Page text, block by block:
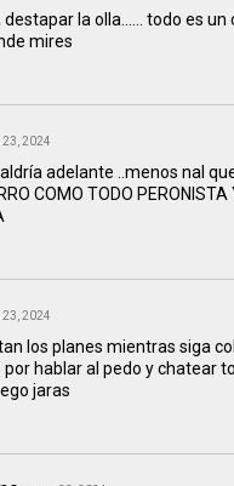
la olla...... todo es un
mires
23, 2024
adelante ..menos nal
COMO TODO PERONISTA
23, 2024
los planes mientras siga
hablar al pedo y chatear
jaras